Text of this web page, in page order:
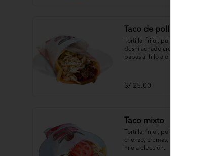
Taco de pollo
Tortilla, frijol, pollo
deshilachado,cremas, ensaladas,
papas al hilo a elección.
S/ 25.00
Taco mixto
Tortilla, frijol, pollo deshilachado,
chorizo, cremas, ensaladas, papas al
hilo a elección.